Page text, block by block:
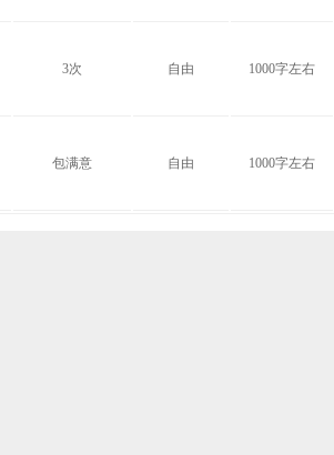
3次 自由 1000字左右
包满意 自由 1000字左右